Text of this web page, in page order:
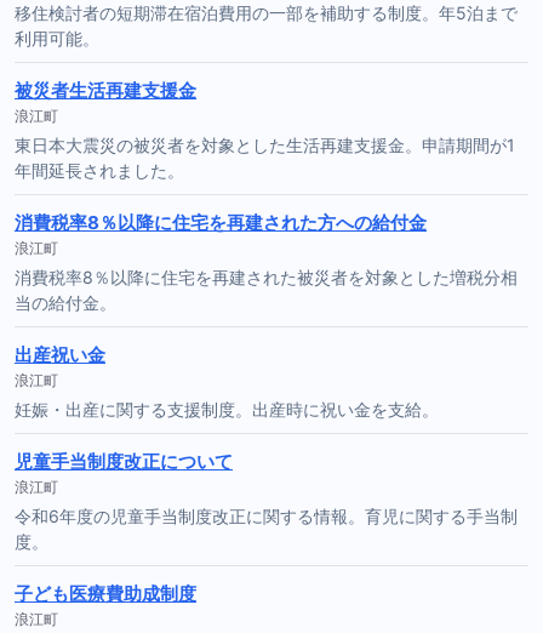
移住検討者の短期滞在宿泊費用の一部を補助する制度。年5泊まで
利用可能。
被災者生活再建支援金
浪江町
東日本大震災の被災者を対象とした生活再建支援金。申請期間が1
年間延長されました。
消費税率8％以降に住宅を再建された方への給付金
浪江町
消費税率8％以降に住宅を再建された被災者を対象とした増税分相
当の給付金。
出産祝い金
浪江町
妊娠・出産に関する支援制度。出産時に祝い金を支給。
児童手当制度改正について
浪江町
令和6年度の児童手当制度改正に関する情報。育児に関する手当制
度。
子ども医療費助成制度
浪江町